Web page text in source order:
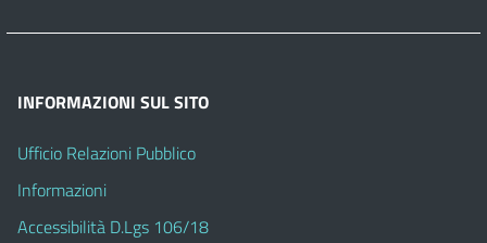
INFORMAZIONI SUL SITO
Ufficio Relazioni Pubblico
Informazioni
Accessibilità D.Lgs 106/18